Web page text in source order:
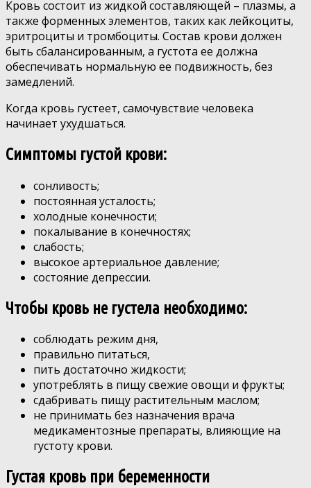
Кровь состоит из жидкой составляющей – плазмы, а
также форменных элементов, таких как лейкоциты,
эритроциты и тромбоциты. Состав крови должен
быть сбалансированным, а густота ее должна
обеспечивать нормальную ее подвижность, без
замедлений.
Когда кровь густеет, самочувствие человека
начинает ухудшаться.
Симптомы густой крови:
сонливость;
постоянная усталость;
холодные конечности;
покалывание в конечностях;
слабость;
высокое артериальное давление;
состояние депрессии.
Чтобы кровь не густела необходимо:
соблюдать режим дня,
правильно питаться,
пить достаточно жидкости;
употреблять в пищу свежие овощи и фрукты;
сдабривать пищу растительным маслом;
не принимать без назначения врача
медикаментозные препараты, влияющие на
густоту крови.
Густая кровь при беременности